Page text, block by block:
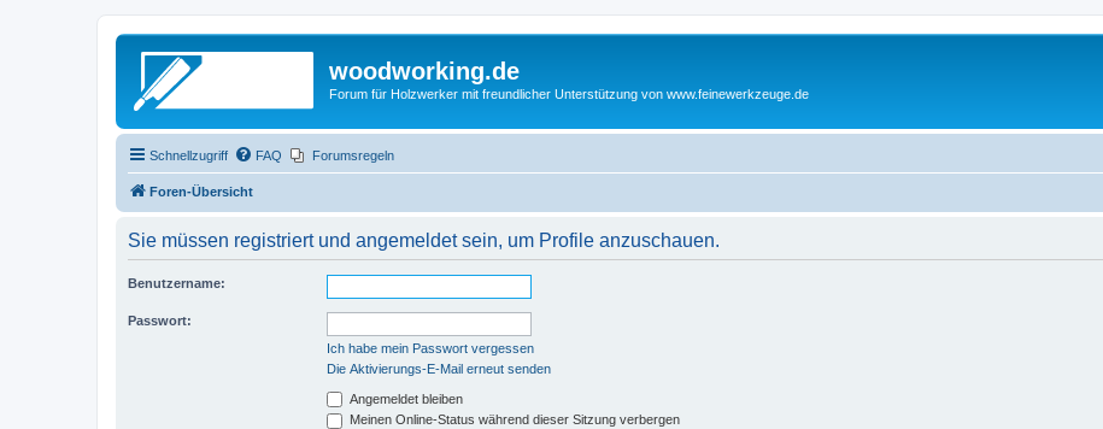
woodworking.de
Forum für Holzwerker mit freundlicher Unterstützung von www.feinewerkzeuge.de
Schnellzugriff FAQ Forumsregeln
Foren-Übersicht
Sie müssen registriert und angemeldet sein, um Profile anzuschauen.
Benutzername:
Passwort:
Ich habe mein Passwort vergessen
Die Aktivierungs-E-Mail erneut senden
Angemeldet bleiben
Meinen Online-Status während dieser Sitzung verbergen